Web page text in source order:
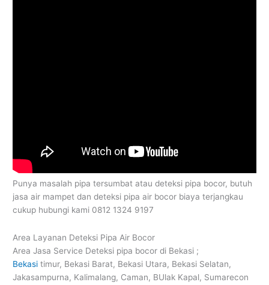
Punya masalah pipa tersumbat atau deteksi pipa bocor, butuh
jasa air mampet dan deteksi pipa air bocor biaya terjangkau
cukup hubungi kami 0812 1324 9197
Area Layanan Deteksi Pipa Air Bocor
Area Jasa Service Deteksi pipa bocor di Bekasi ;
Bekasi timur, Bekasi Barat, Bekasi Utara, Bekasi Selatan,
Jakasampurna, Kalimalang, Caman, BUlak Kapal, Sumarecon